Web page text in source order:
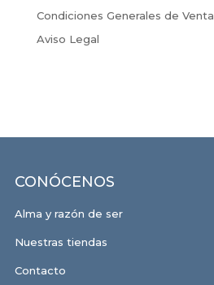
Condiciones Generales de Venta
Aviso Legal
CONÓCENOS
Alma y razón de ser
Nuestras tiendas
Contacto